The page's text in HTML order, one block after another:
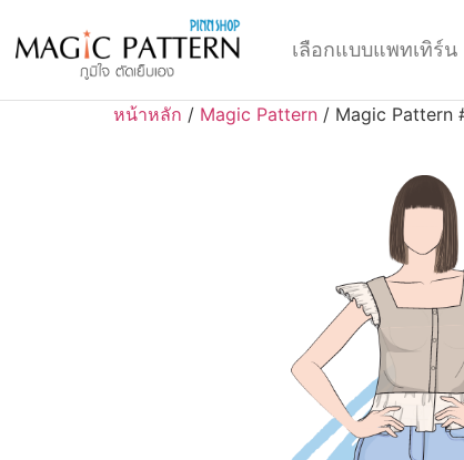
เลือกแบบแพทเทิร์น
หน้าหลัก / Magic Pattern / Magic Pattern